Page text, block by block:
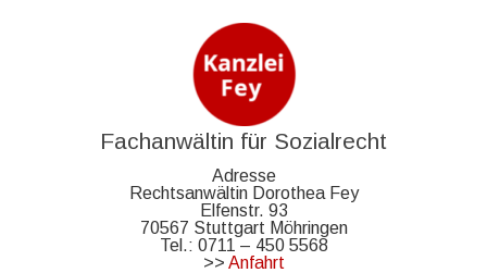
Fachanwältin für Sozialrecht
Adresse
Rechtsanwältin Dorothea Fey
Elfenstr. 93
70567 Stuttgart Möhringen
Tel.: 0711 – 450 5568
>> Anfahrt